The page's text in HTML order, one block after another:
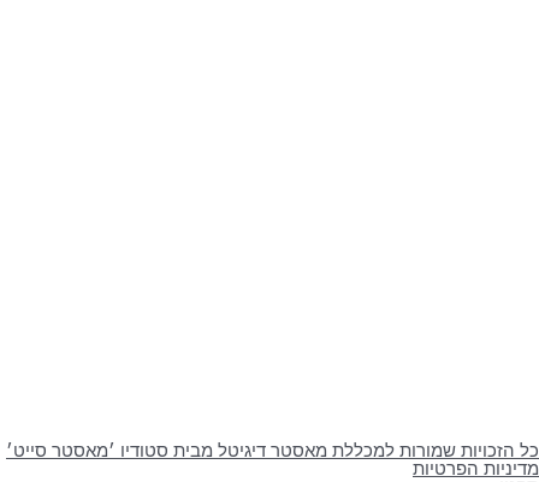
שמורות למכללת מאסטר דיגיטל מבית סטודיו ׳מאסטר סייט׳
הפרטיות